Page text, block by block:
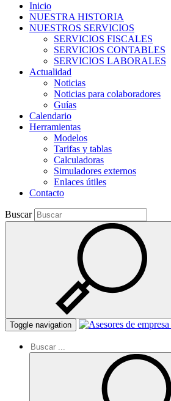
Inicio
NUESTRA HISTORIA
NUESTROS SERVICIOS
SERVICIOS FISCALES
SERVICIOS CONTABLES
SERVICIOS LABORALES
Actualidad
Noticias
Noticias para colaboradores
Guías
Calendario
Herramientas
Modelos
Tarifas y tablas
Calculadoras
Simuladores externos
Enlaces útiles
Contacto
Buscar
Toggle navigation